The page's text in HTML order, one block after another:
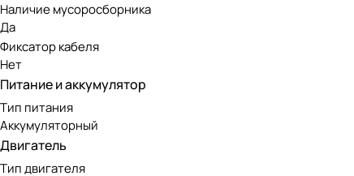
Наличие мусоросборника
Да
Фиксатор кабеля
Нет
Питание и аккумулятор
Тип питания
Аккумуляторный
Двигатель
Тип двигателя